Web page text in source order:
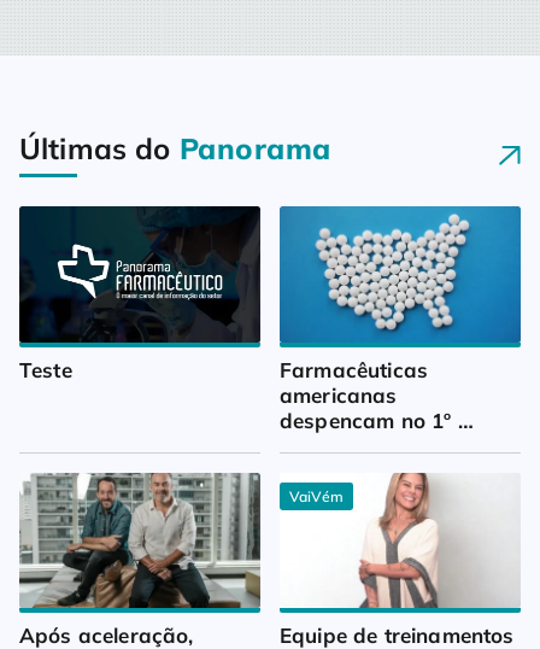
Últimas do Panorama
Teste
Farmacêuticas
americanas
despencam no 1º
Após aceleração,
VaiVém
Equipe de treinamentos